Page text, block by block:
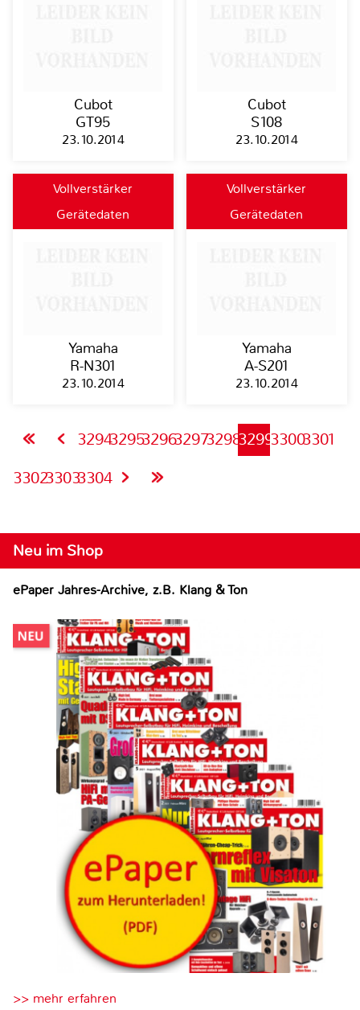
Cubot
GT95
23.10.2014
Cubot
S108
23.10.2014
Vollverstärker
Gerätedaten
Yamaha
R-N301
23.10.2014
Vollverstärker
Gerätedaten
Yamaha
A-S201
23.10.2014
32943295329632973298329933003301
330233033304
Neu im Shop
ePaper Jahres-Archive, z.B. Klang & Ton
>> mehr erfahren